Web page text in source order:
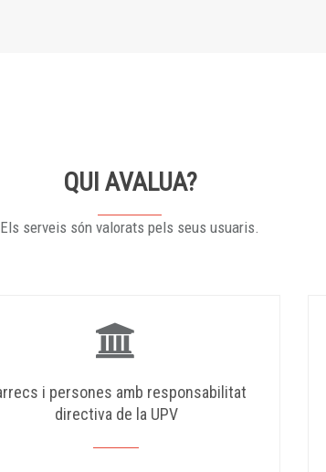
QUI AVALUA?
Els serveis són valorats pels seus usuaris.
i persones amb responsabilitat
directiva de la UPV